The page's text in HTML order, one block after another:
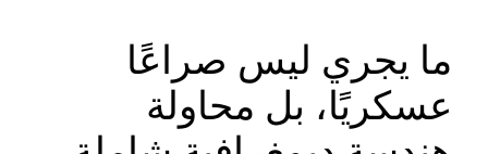
ما يجري ليس صراعًا
عسكريًا، بل محاولة